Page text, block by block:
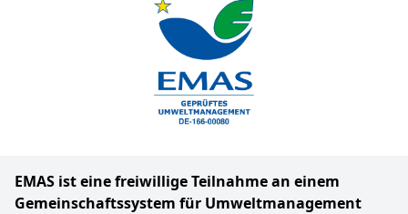
EMAS ist eine freiwillige Teilnahme an einem
Gemeinschaftssystem für Umweltmanagement